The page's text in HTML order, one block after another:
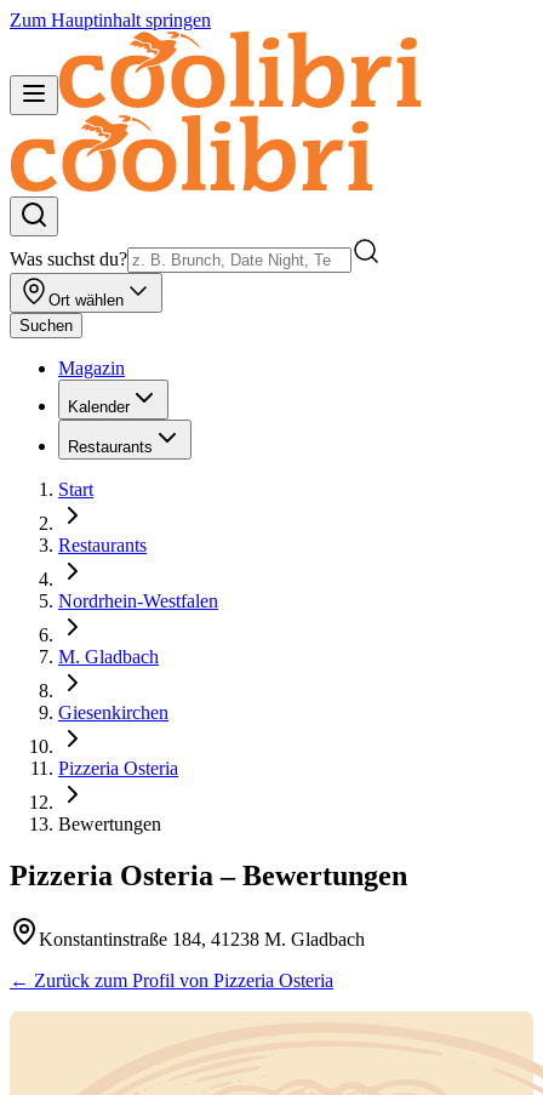
Zum Hauptinhalt springen
Was suchst du?
Ort wählen
Suchen
Magazin
Kalender
Restaurants
Start
Restaurants
Nordrhein-Westfalen
M. Gladbach
Giesenkirchen
Pizzeria Osteria
Bewertungen
Pizzeria Osteria – Bewertungen
Konstantinstraße 184, 41238 M. Gladbach
← Zurück zum Profil von Pizzeria Osteria